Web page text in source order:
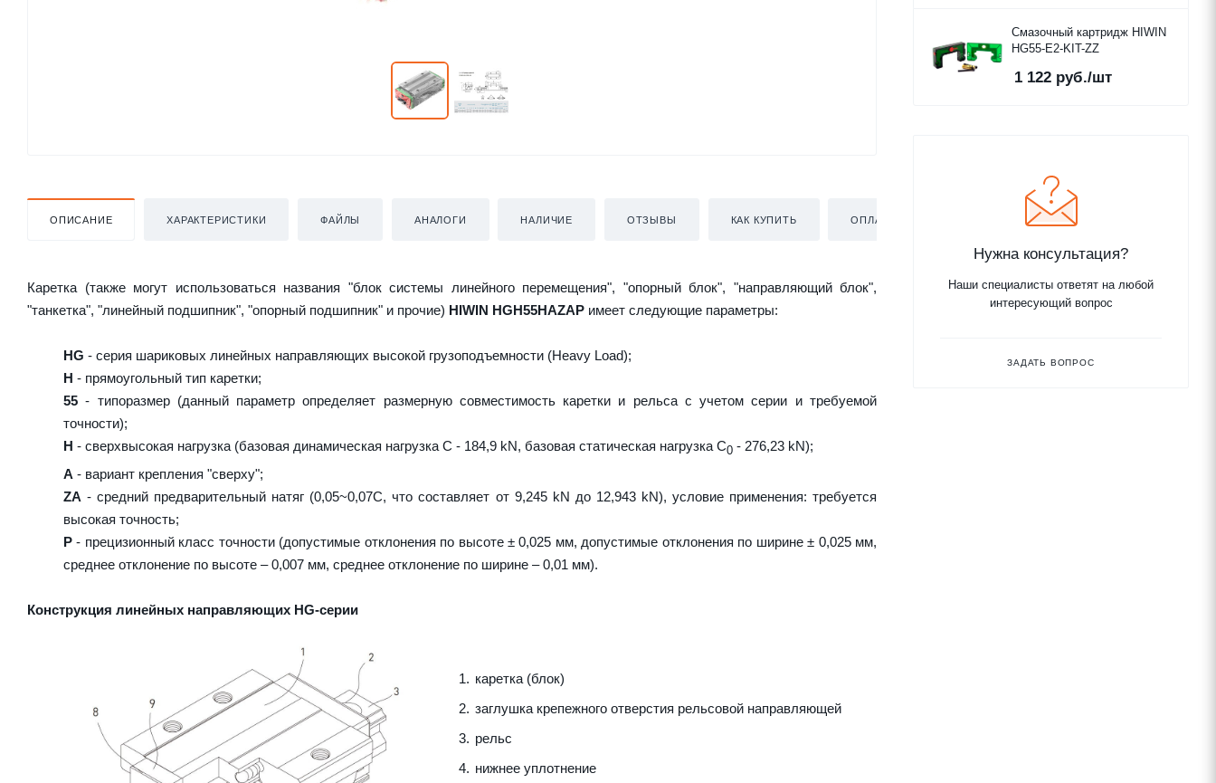
ОПИСАНИЕ ХАРАКТЕРИСТИКИ ФАЙЛЫ АНАЛОГИ НАЛИЧИЕ ОТЗЫВЫ КАК КУПИТЬ ОПЛАТА
Каретка (также могут использоваться названия "блок системы линейного перемещения", "опорный блок", "направляющий блок",
"танкетка", "линейный подшипник", "опорный подшипник" и прочие) HIWIN HGH55HAZAP имеет следующие параметры:
HG - серия шариковых линейных направляющих высокой грузоподъемности (Heavy Load);
H - прямоугольный тип каретки;
55 - типоразмер (данный параметр определяет размерную совместимость каретки и рельса с учетом серии и требуемой
точности);
H - сверхвысокая нагрузка (базовая динамическая нагрузка C - 184,9 kN, базовая статическая нагрузка С0 - 276,23 kN);
A - вариант крепления "сверху";
ZA - средний предварительный натяг (0,05~0,07C, что составляет от 9,245 kN до 12,943 kN), условие применения: требуется
высокая точность;
P - прецизионный класс точности (допустимые отклонения по высоте ± 0,025 мм, допустимые отклонения по ширине ± 0,025 мм,
среднее отклонение по высоте – 0,007 мм, среднее отклонение по ширине – 0,01 мм).
Конструкция линейных направляющих HG-серии
каретка (блок)
заглушка крепежного отверстия рельсовой направляющей
рельс
нижнее уплотнение
Смазочный картридж HIWIN
HG55-E2-KIT-ZZ
1 122 руб./шт
Нужна консультация?
Наши специалисты ответят на любой
интересующий вопрос
ЗАДАТЬ ВОПРОС